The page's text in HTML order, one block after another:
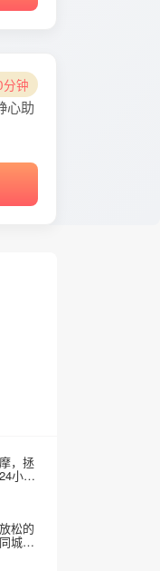
钟
心助
，拯
小时
松的
城按
家享